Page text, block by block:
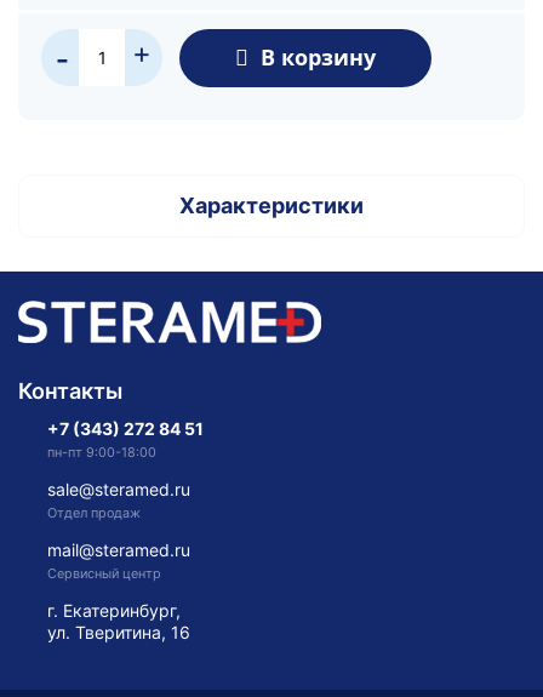
- + В корзину
Характеристики
Контакты
+7 (343) 272 84 51
пн-пт 9:00-18:00
sale@steramed.ru
Отдел продаж
mail@steramed.ru
Сервисный центр
г. Екатеринбург,
ул. Тверитина, 16